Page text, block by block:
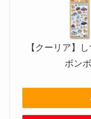
【クーリア】
ボン